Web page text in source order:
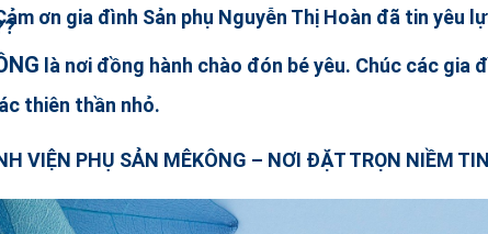
ơn gia đình Sản phụ Nguyễn Thị Hoàn đã tin yêu
là nơi đồng hành chào đón bé yêu. Chúc các gia
thiên thần nhỏ.
VIỆN PHỤ SẢN MÊKÔNG – NƠI ĐẶT TRỌN NIỀM TIN